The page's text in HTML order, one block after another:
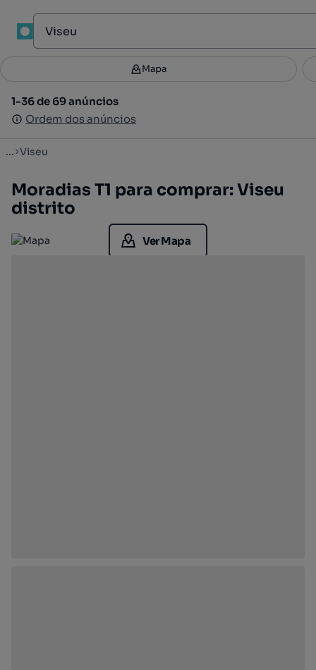
Filtros 3
1-36 de 69 anúncios
Ordem dos anúncios
Mapa
1-36 de 69 anúncios
Ordem dos anúncios
... Viseu
Moradias T1 para comprar: Viseu
distrito
Ver Mapa